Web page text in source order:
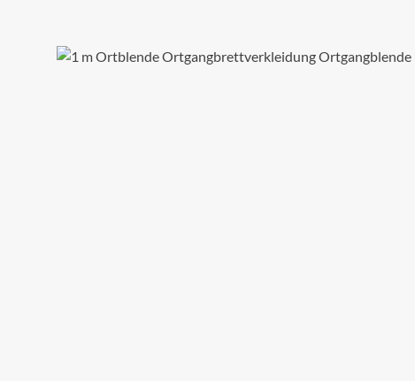
Bildergalerie überspringen